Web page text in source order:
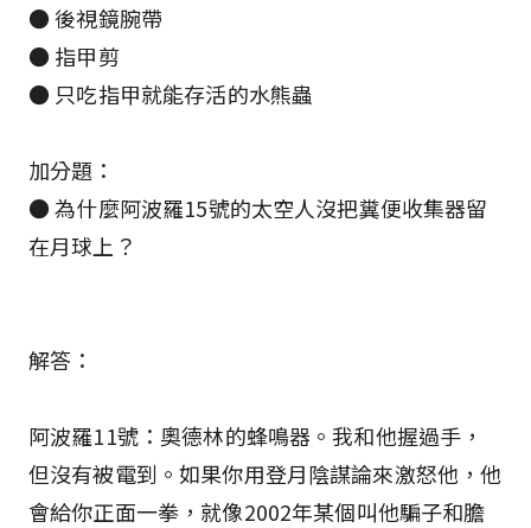
● 後視鏡腕帶
● 指甲剪
● 只吃指甲就能存活的水熊蟲
加分題：
● 為什麼阿波羅15號的太空人沒把糞便收集器留
在月球上？
解答：
阿波羅11號：奧德林的蜂鳴器。我和他握過手，
但沒有被電到。如果你用登月陰謀論來激怒他，他
會給你正面一拳，就像2002年某個叫他騙子和膽